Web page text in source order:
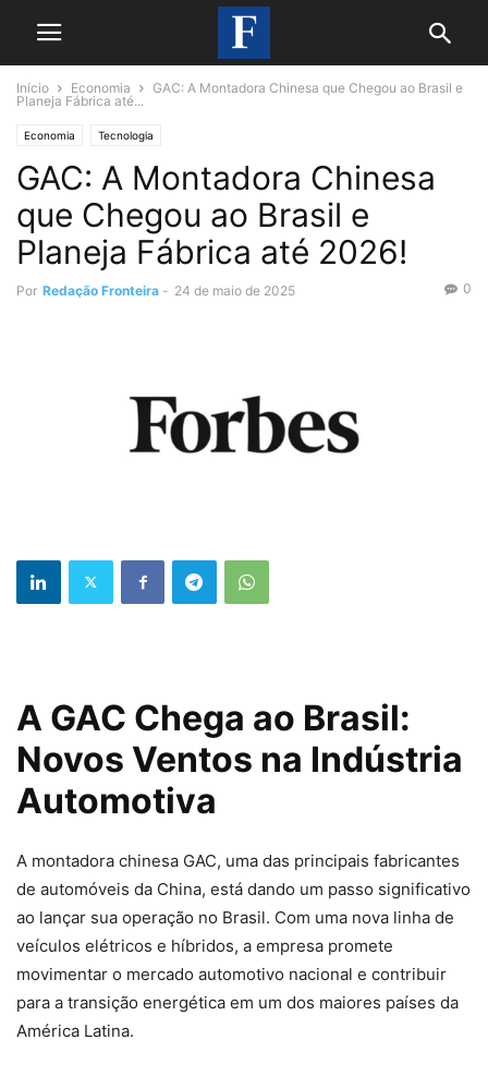
Início Economia
GAC: A Montadora Chinesa que Chegou ao Brasil e
Planeja Fábrica até...
Economia Tecnologia
GAC: A Montadora Chinesa
que Chegou ao Brasil e
Planeja Fábrica até 2026!
Por Redação Fronteira - 24 de maio de 2025 0
A GAC Chega ao Brasil:
Novos Ventos na Indústria
Automotiva
A montadora chinesa GAC, uma das principais fabricantes
de automóveis da China, está dando um passo significativo
ao lançar sua operação no Brasil. Com uma nova linha de
veículos elétricos e híbridos, a empresa promete
movimentar o mercado automotivo nacional e contribuir
para a transição energética em um dos maiores países da
América Latina.